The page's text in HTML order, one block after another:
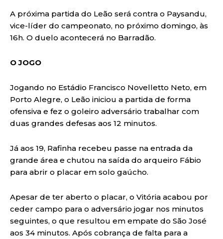
A próxima partida do Leão será contra o Paysandu,
vice-líder do campeonato, no próximo domingo, às
16h. O duelo acontecerá no Barradão.
O JOGO
Jogando no Estádio Francisco Novelletto Neto, em
Porto Alegre, o Leão iniciou a partida de forma
ofensiva e fez o goleiro adversário trabalhar com
duas grandes defesas aos 12 minutos.
Já aos 19, Rafinha recebeu passe na entrada da
grande área e chutou na saída do arqueiro Fábio
para abrir o placar em solo gaúcho.
Apesar de ter aberto o placar, o Vitória acabou por
ceder campo para o adversário jogar nos minutos
seguintes, o que resultou em empate do São José
aos 34 minutos. Após cobrança de falta para a